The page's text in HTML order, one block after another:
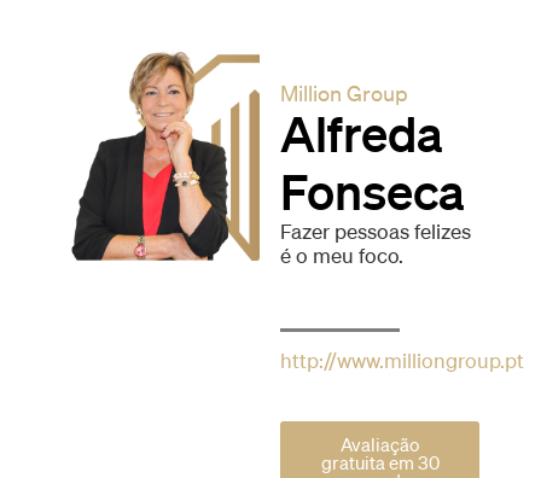
Million Group
Alfreda
Fonseca
Fazer pessoas felizes
é o meu foco.
http://www.milliongroup.pt
Avaliação
gratuita em 30